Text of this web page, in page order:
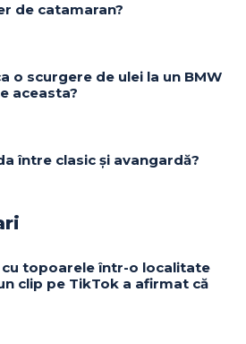
de catamaran?
o scurgere de ulei la un BMW
aceasta?
între clasic și avangardă?
topoarele într-o localitate
clip pe TikTok a afirmat că